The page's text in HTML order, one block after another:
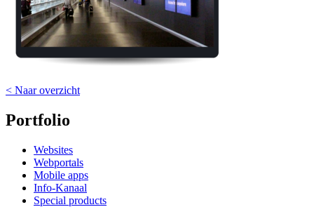
< Naar overzicht
Portfolio
Websites
Webportals
Mobile apps
Info-Kanaal
Special products